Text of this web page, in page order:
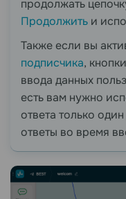
продолжать
Продолжить и
Также если вы
подписчика,
ввода данных
есть вам нужно
ответа только
ответы во время